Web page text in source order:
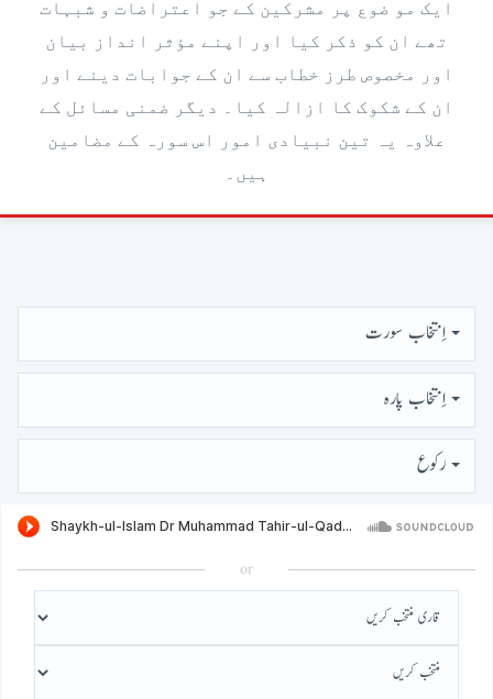
ایک مو ضوع پر مشرکین کے جو اعتراضات و شبہات
تھے ان کو ذکر کیا اور اپنے مؤثر انداز بیان
اور مخصوص طرز خطاب سے ان کے جوابات دینے اور
ان کے شکوک کا ازالہ کیا۔ دیگر ضمنی مسائل کے
علاوہ یہ تین نبیادی امور اس سورہ کے مضامین
ہیں۔
اِنتخاب سورت
اِنتخاب پارہ
رُكوع
or